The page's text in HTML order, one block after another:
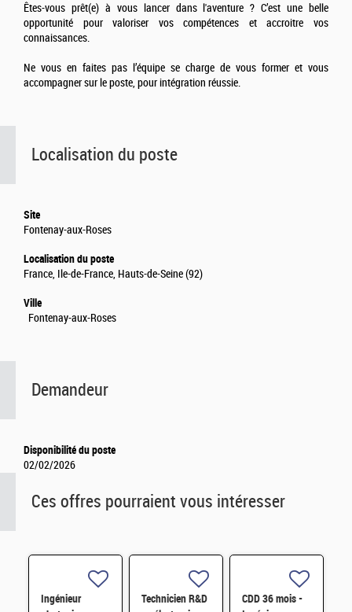
Êtes-vous prêt(e) à vous lancer dans l'aventure ? C’est une belle
opportunité pour valoriser vos compétences et accroitre vos
connaissances.
Ne vous en faites pas l’équipe se charge de vous former et vous
accompagner sur le poste, pour intégration réussie.
Localisation du poste
Site
Fontenay-aux-Roses
Localisation du poste
France, Ile-de-France, Hauts-de-Seine (92)
Ville
Fontenay-aux-Roses
Demandeur
Disponibilité du poste
02/02/2026
Ces offres pourraient vous intéresser
Ingénieur
Technicien R&D
CDD 36 mois -